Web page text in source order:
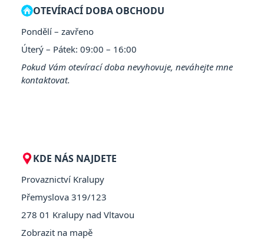
OTEVÍRACÍ DOBA OBCHODU
Pondělí – zavřeno
Úterý – Pátek: 09:00 – 16:00
Pokud Vám otevírací doba nevyhovuje, neváhejte mne
kontaktovat.
KDE NÁS NAJDETE
Provaznictví Kralupy
Přemyslova 319/123
278 01 Kralupy nad Vltavou
Zobrazit na mapě